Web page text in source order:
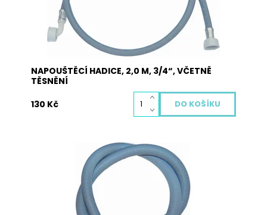
Dostupnost:
NAPOUŠTĚCÍ HADICE, 2,0 M, 3/4“, VČETNĚ
TĚSNĚNÍ
130 Kč
Vypouštěcí hadice 2,0 m s kolínkem pro pračky a
Dostupnost:
Skladem
5009